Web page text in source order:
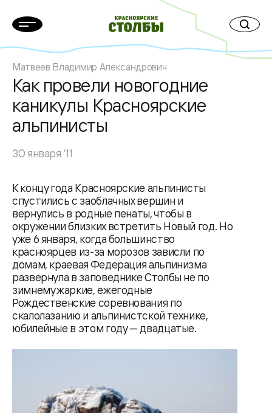
Матвеев Владимир Александрович
Как провели новогодние
каникулы Красноярские
альпинисты
30 января ‘11
К концу года Красноярские альпинисты
спустились с заоблачных вершин и
вернулись в родные пенаты, чтобы в
окружении близких встретить Новый год. Но
уже 6 января, когда большинство
красноярцев из-за морозов зависли по
домам, краевая Федерация альпинизма
развернула в заповеднике Столбы не по
зимнему жаркие, ежегодные
Рождественские соревнования по
скалолазанию и альпинистской технике,
юбилейные в этом году — двадцатые.